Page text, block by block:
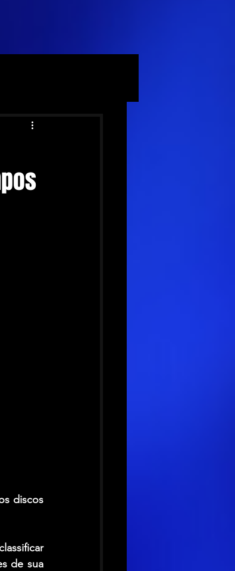
discos
de sua